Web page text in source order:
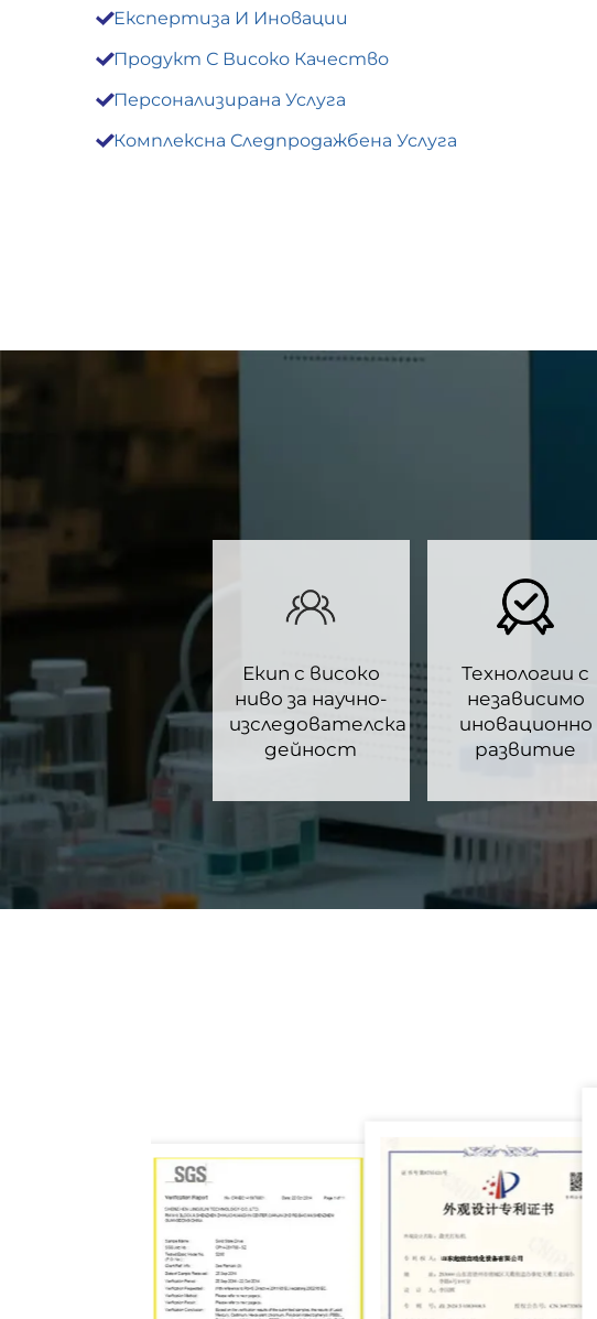
Експертиза И Иновации
Продукт С Високо Качество
Персонализирана Услуга
Комплексна Следпродажбена Услуга
Екип с високо
ниво за научно-
изследователска
дейност
Технологии с
независимо
иновационно
развитие